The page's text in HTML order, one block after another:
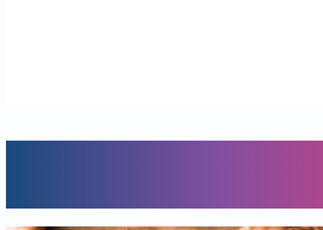
כל כך בזכות מגוון
- מהגברת האנרגיה ושיפור מצב
הרבייה ועד חיזוק העצמות